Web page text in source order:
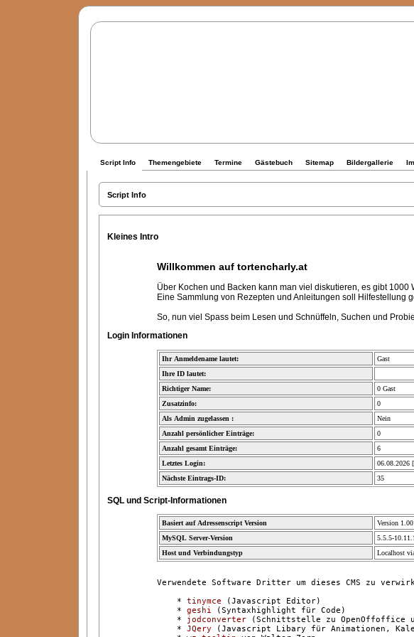
Script Info Themengebiete Termine Gästebuch Sitemap Bildergallerie
Script Info
Kleines Intro
Willkommen auf tortencharly.at
Über Kochen und Backen kann man viel diskutieren, es gibt
Eine Sammlung von Rezepten und Anleitungen soll Hilfestellung
So, nun viel Spass beim Lesen und Schnüffeln, Suchen und
Login Informationen
Ihr Anmeldename lautet:
Gast
Ihre ID lautet:
Richtiger Name:
0 Gast
Zusatzinfo:
0
Als Admin zugelassen :
Nein
Anzahl persönlicher Einträge:
0
Anzahl gesamt Einträge:
6
Letztes Login:
06.08.2026
Nächste Eintrags-ID:
35
SQL und Script-Informationen
Basiert auf Adressenscript Version
Version
MySQL Server-Version
5.5.5-
Host und Verbindungstyp
Localhost
Verwendete Software Dritter um dieses CMS zu
    *
tinymce (Javascript Editor)
    *
geshi (Syntaxhighlight für Code)
    *
jodconverter (Schnittstelle zu OpenOffoffice
    *
JQery (Javascript Libary für Animationen,